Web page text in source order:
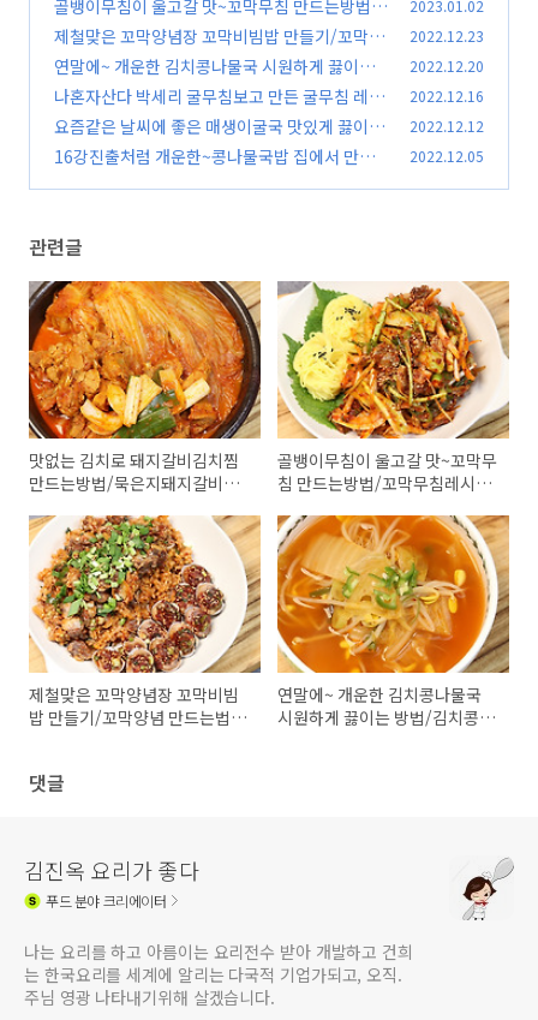
비김치찌개 (71)
골뱅이무침이 울고갈 맛~꼬막무침 만드는방법/
꼬막무침레시피 김진옥요리가좋다 (28)
2023.01.02
제철맞은 꼬막양념장 꼬막비빔밥 만들기/꼬막양
념 만드는법 / 김진옥요리가좋다/꼬막삶는법/꼬
막무침레시피 (94)
2022.12.23
연말에~ 개운한 김치콩나물국 시원하게 끓이는
방법/김치콩나물국 레시피/ 김치콩나물국 만들
기 /김진옥요리가좋다
(89)
2022.12.20
나혼자산다 박세리 굴무침보고 만든 굴무침 레시
피/굴무침만드는 방법/김진옥요리가좋다
(82)
2022.12.16
요즘같은 날씨에 좋은 매생이굴국 맛있게 끓이는
방법/김진옥요리가좋다/매생이굴국 만들기
(42)
2022.12.12
16강진출처럼 개운한~콩나물국밥 집에서 만들
2022.12.05
관련글
맛없는 김치로 돼지갈비김치찜
만드는방법/묵은지돼지갈비찜
갈비김치찌개
골뱅이무침이 울고갈 맛~꼬막무
침 만드는방법/꼬막무침레시피
제철맞은 꼬막양념장 꼬막비빔
밥 만들기/꼬막양념 만드는법 /
연말에~ 개운한 김치콩나물국
시원하게 끓이는 방법/김치콩나
댓글
김진옥 요리가 좋다
푸드분야 크리에이터
나는 요리를 하고 아름이는 요리전수 받아 개발하고 건희
는 한국요리를 세계에 알리는 다국적 기업가되고, 오직.
주님 영광 나타내기위해 살겠습니다.